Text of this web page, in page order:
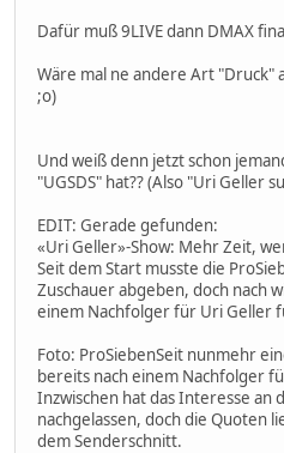
Dafür muß 9LIVE dann DMAX
Wäre mal ne andere Art "Druck"
;o)
Und weiß denn jetzt schon
"UGSDS" hat?? (Also "Uri Geller
EDIT: Gerade gefunden:
«Uri Geller»-Show: Mehr Zeit,
Seit dem Start musste die
Zuschauer abgeben, doch nach
einem Nachfolger für Uri Geller
Foto: ProSiebenSeit nunmehr
bereits nach einem Nachfolger
Inzwischen hat das Interesse an
nachgelassen, doch die Quoten
dem Senderschnitt.